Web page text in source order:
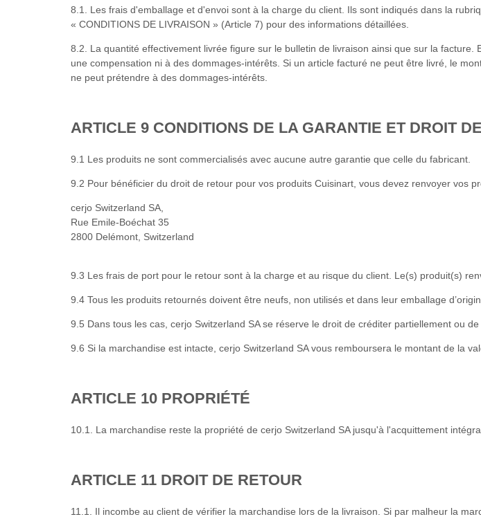
8.1. Les frais d'emballage et d'envoi sont à la charge du client. Ils sont indiqués dans la
« CONDITIONS DE LIVRAISON » (Article 7) pour des informations détaillées.
8.2. La quantité effectivement livrée figure sur le bulletin de livraison ainsi que sur la
une compensation ni à des dommages-intérêts. Si un article facturé ne peut être livré, le
ne peut prétendre à des dommages-intérêts.
ARTICLE 9 CONDITIONS DE LA GARANTIE ET DROIT
9.1 Les produits ne sont commercialisés avec aucune autre garantie que celle du fabricant.
9.2 Pour bénéficier du droit de retour pour vos produits Cuisinart, vous devez renvoyer vos
cerjo Switzerland SA,
Rue Emile-Boéchat 35
2800 Delémont, Switzerland
9.3 Les frais de port pour le retour sont à la charge et au risque du client. Le(s) produit(s)
9.4 Tous les produits retournés doivent être neufs, non utilisés et dans leur emballage
9.5 Dans tous les cas, cerjo Switzerland SA se réserve le droit de créditer partiellement ou
9.6 Si la marchandise est intacte, cerjo Switzerland SA vous remboursera le montant de la
ARTICLE 10 PROPRIÉTÉ
10.1. La marchandise reste la propriété de cerjo Switzerland SA jusqu'à l'acquittement
ARTICLE 11 DROIT DE RETOUR
11.1. Il incombe au client de vérifier la marchandise lors de la livraison. Si par malheur la